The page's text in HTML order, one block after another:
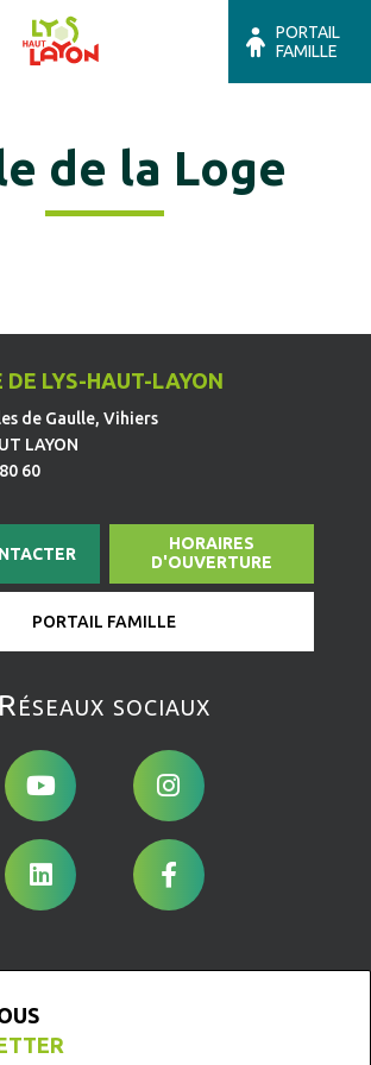
PORTAIL
FAMILLE
de la Loge
DE LYS-HAUT-LAYON
de Gaulle, Vihiers
LAYON
60
HORAIRES
D'OUVERTURE
PORTAIL FAMILLE
Réseaux sociaux